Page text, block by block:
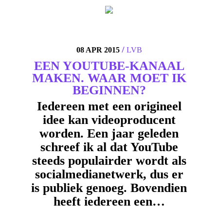
08 APR 2015/ LVB
EEN YOUTUBE-KANAAL
MAKEN. WAAR MOET IK
BEGINNEN?
Iedereen met een origineel
idee kan videoproducent
worden. Een jaar geleden
schreef ik al dat YouTube
steeds populairder wordt als
socialmedianetwerk, dus er
is publiek genoeg. Bovendien
heeft iedereen een…